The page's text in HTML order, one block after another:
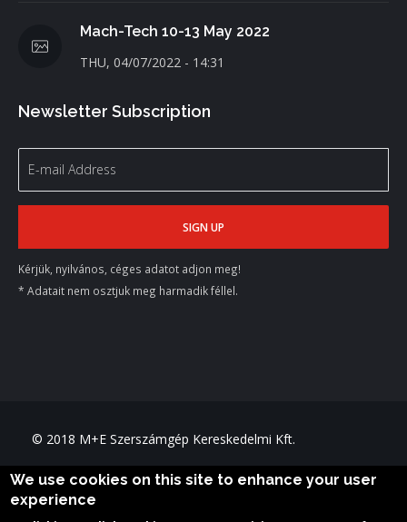
Mach-Tech 10-13 May 2022
THU, 04/07/2022 - 14:31
Newsletter Subscription
Kérjük, nyilvános, céges adatot adjon meg!
* Adatait nem osztjuk meg harmadik féllel.
© 2018 M+E Szerszámgép Kereskedelmi Kft.
We use cookies on this site to enhance your user
experience